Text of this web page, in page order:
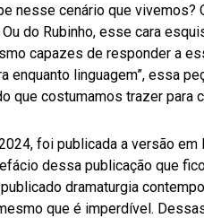
nesse cenário que vivemos?
do Rubinho, esse cara
capazes de responder a
enquanto linguagem”, essa
que costumamos trazer para
foi publicada a versão
dessa publicação que
dramaturgia
que é imperdível.